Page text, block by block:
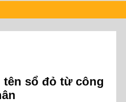
tên sổ đỏ từ công